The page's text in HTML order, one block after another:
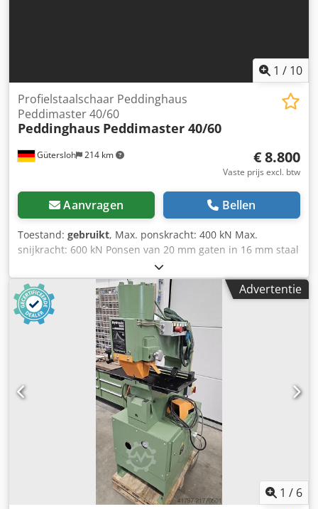
1 / 10
Gütersloh 214 km
Profielstaalschaar Peddinghaus
Peddimaster 40/60
Peddinghaus Peddimaster 40/60
€ 8.800
Vaste prijs excl. btw
Aanvragen Bellen
Toestand: gebruikt, Max. ponskracht: 400 kN Max.
snijkracht: 600 kN Ponsen van 20 mm gaten in 16 mm staal
Knipt op de vlakstaalschaar tot 300 mm bij een
materiaaldikte van 12 mm staal Dcjdpfx Aoy Tldnsiqek
Verdere technische gegevens op aanvraag Met een
assortiment stempels en matrijzen naar wens Gewicht: ca.
1.500 kg
Advertentie
1 / 6